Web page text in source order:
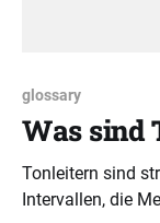
glossary
Was sind
Tonleitern sind
Intervallen, die